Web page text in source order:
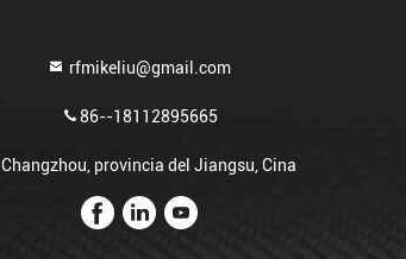
rfmikeliu@gmail.com
86--18112895665
Changzhou, provincia del Jiangsu, Cina